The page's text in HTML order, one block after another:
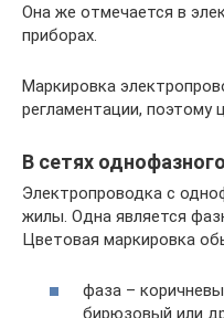
Она же отмечается в
приборах.
Маркировка
регламентации, поэтому
В сетях
Электропроводка с
жилы. Одна является
Цветовая маркировка
фаза –
бирюзовый или